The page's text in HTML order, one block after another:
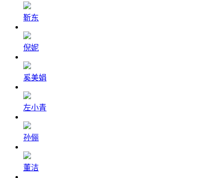
靳东
倪妮
奚美娟
左小青
孙俪
董洁